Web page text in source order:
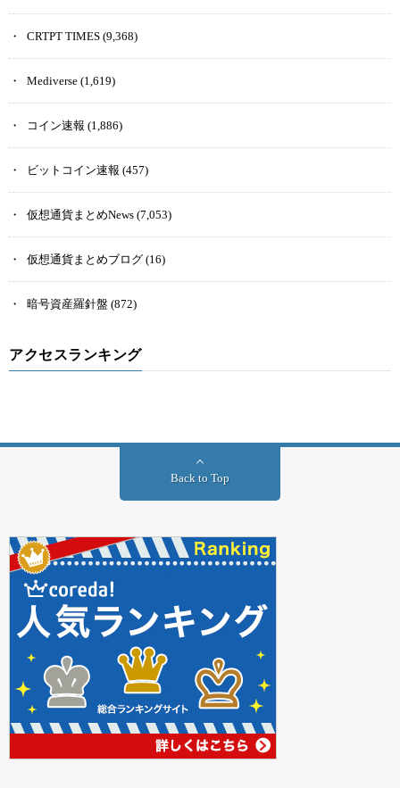
CRTPT TIMES (9,368)
Mediverse (1,619)
コイン速報 (1,886)
ビットコイン速報 (457)
仮想通貨まとめNews (7,053)
仮想通貨まとめブログ (16)
暗号資産羅針盤 (872)
アクセスランキング
Back to Top